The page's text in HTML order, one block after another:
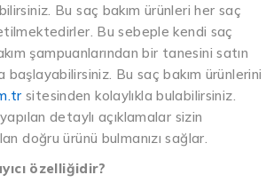
Bu saç bakım ürünleri her saç
Bu sebeple kendi saç
şampuanlarından bir tanesini satın
Bu saç bakım ürünlerini
sitesinden kolaylıkla bulabilirsiniz.
detaylı açıklamalar sizin
doğru ürünü bulmanızı sağlar.
özelliğidir?